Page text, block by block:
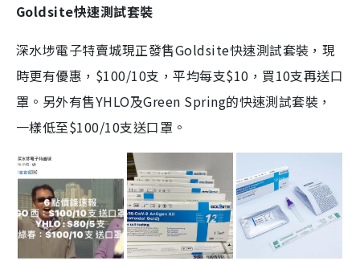
Goldsite快速測試套裝
深水埗電子特賣城現正發售Goldsite快速測試套裝，現
時更有優惠，$100/10支，平均每支$10，買10支再送口
罩。另外有售YHLO及Green Spring的快速測試套裝，
一樣低至$100/10支送口罩。